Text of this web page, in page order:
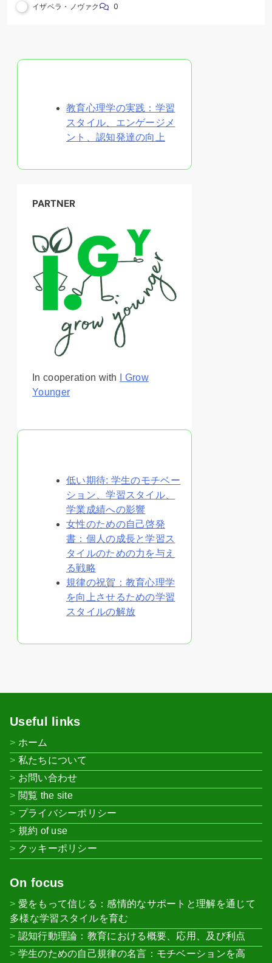
イザベラ・ノヴァク 0
教育心理学の実践：学習
スタイル、エンゲージメ
ント、認知発達の向上
PARTNER
In cooperation with
I Grow
Younger
低い期待: 学生のモチベー
ション、学習スタイル、
学業成績への影響
女性のための自己啓発
書：個人の成長と学習ス
タイルのための力を与え
る戦略
規律の祝賀：教育心理学
を向上させるための学習
スタイルの解放
Useful links
ホーム
私たちについて
お問い合わせ
閲覧 the site
プライバシーポリシー
規約 of use
クッキーポリシー
On focus
愛をもって信じる：感情的なサポートと理解を通じて
多様な学習スタイルを育む
認知行動理論：教育における概要、応用、及び利点
学生のための自己規律の名言：モチベーションを高